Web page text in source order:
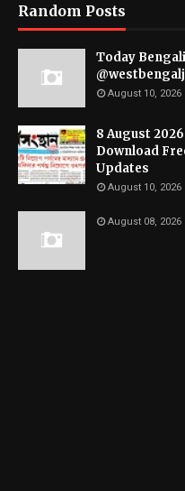
Random Posts
Today
August 10, 2026
8 August
Download
Updates
August 10, 2026
August 08, 2026